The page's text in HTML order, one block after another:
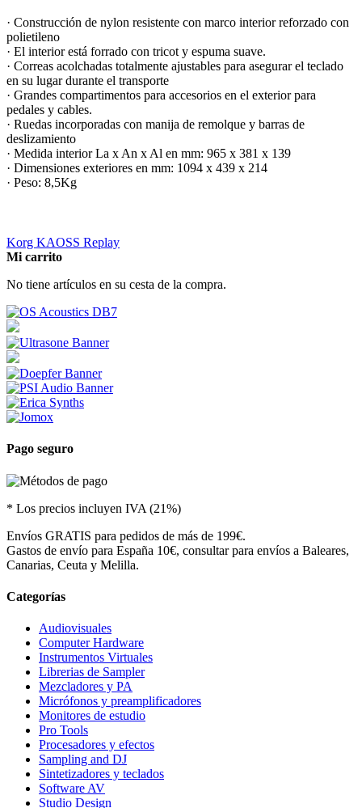
· Construcción de nylon resistente con marco interior reforzado con
polietileno
· El interior está forrado con tricot y espuma suave.
· Correas acolchadas totalmente ajustables para asegurar el teclado
en su lugar durante el transporte
· Grandes compartimentos para accesorios en el exterior para
pedales y cables.
· Ruedas incorporadas con manija de remolque y barras de
deslizamiento
· Medida interior La x An x Al en mm: 965 x 381 x 139
· Dimensiones exteriores en mm: 1094 x 439 x 214
· Peso: 8,5Kg
Korg KAOSS Replay
Mi carrito
No tiene artículos en su cesta de la compra.
Pago seguro
* Los precios incluyen IVA (21%)
Envíos GRATIS para pedidos de más de 199€.
Gastos de envío para España 10€, consultar para envíos a Baleares,
Canarias, Ceuta y Melilla.
Categorías
Audiovisuales
Computer Hardware
Instrumentos Virtuales
Librerias de Sampler
Mezcladores y PA
Micrófonos y preamplificadores
Monitores de estudio
Pro Tools
Procesadores y efectos
Sampling and DJ
Sintetizadores y teclados
Software AV
Studio Design